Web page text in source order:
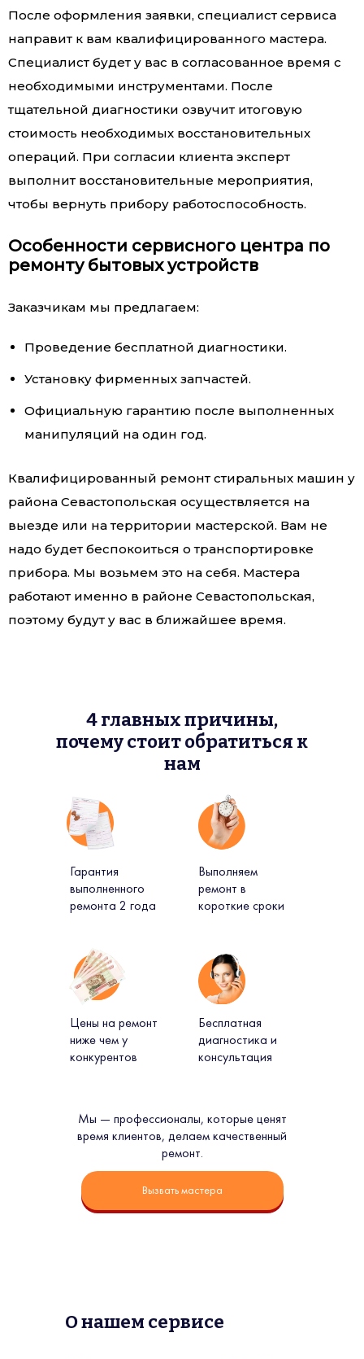
После оформления заявки, специалист сервиса
направит к вам квалифицированного мастера.
Специалист будет у вас в согласованное время с
необходимыми инструментами. После
тщательной диагностики озвучит итоговую
стоимость необходимых восстановительных
операций. При согласии клиента эксперт
выполнит восстановительные мероприятия,
чтобы вернуть прибору работоспособность.
Особенности сервисного центра по
ремонту бытовых устройств
Заказчикам мы предлагаем:
Проведение бесплатной диагностики.
Установку фирменных запчастей.
Официальную гарантию после выполненных
манипуляций на один год.
Квалифицированный ремонт стиральных машин у
района Севастопольская осуществляется на
выезде или на территории мастерской. Вам не
надо будет беспокоиться о транспортировке
прибора. Мы возьмем это на себя. Мастера
работают именно в районе Севастопольская,
поэтому будут у вас в ближайшее время.
4 главных причины,
почему стоит обратиться к
нам
Мы — профессионалы, которые ценят
время клиентов, делаем качественный
ремонт.
Гарантия
выполненного
ремонта 2 года
Выполняем
ремонт в
короткие сроки
Цены на ремонт
ниже чем у
конкурентов
Бесплатная
диагностика и
консультация
Вызвать мастера
О нашем сервисе